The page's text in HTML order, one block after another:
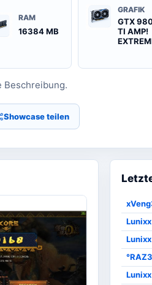
RAM
16384 MB
GRAFIK
GTX
TI AMP!
Beschreibung.
Showcase teilen
Lunixx
Lunixx
Lunixx